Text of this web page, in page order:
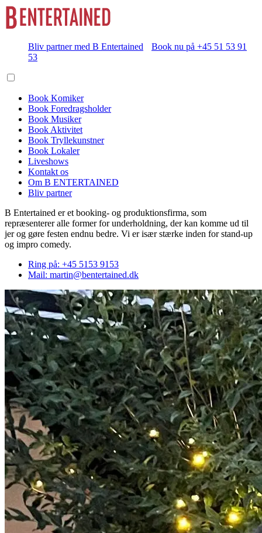
Bliv partner med B Entertained
Book nu på +45 51 53 91
53
Book Komiker
Book Foredragsholder
Book Musiker
Book Aktivitet
Book Tryllekunstner
Book Lokaler
Liveshows
Kontakt os
Om B ENTERTAINED
Bliv partner
B Entertained er et booking- og produktionsfirma, som
repræsenterer alle former for underholdning, der kan komme ud til
jer og gøre festen endnu bedre. Vi er især stærke inden for stand-up
og impro comedy.
Ring på: +45 5153 9153
Mail: martin@bentertained.dk